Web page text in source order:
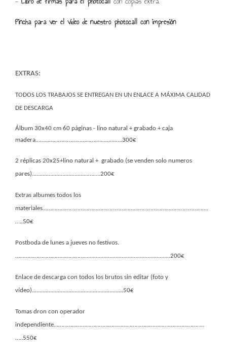
Pincha para ver el vídeo de nuestro photocall con impresión
EXTRAS:
TODOS LOS TRABAJOS SE ENTREGAN EN UN ENLACE A MÁXIMA CALIDAD
DE DESCARGA
Álbum 30x40 cm 60 páginas - lino natural + grabado + caja
madera…………………………………….……....….300€
2 réplicas 20x25+lino natural +  grabado (se venden solo numeros
pares).....................................……..200€
Extras albumes todos los
materiales……………………………………………………………………………………………….
…..50€
Postboda de lunes a jueves no festivos.
…………………………………………......................................................200€
Enlace de descarga con todos los brutos sin editar (foto y
vídeo)............................................................50€
Tomas dron con operador
independiente………………………………………………………………….…………………..
…..550€